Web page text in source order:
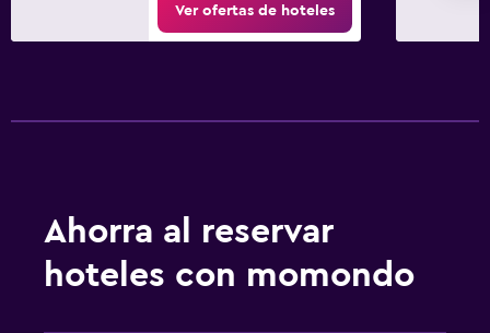
Ver ofertas de hoteles
Ahorra al reservar
hoteles con momondo